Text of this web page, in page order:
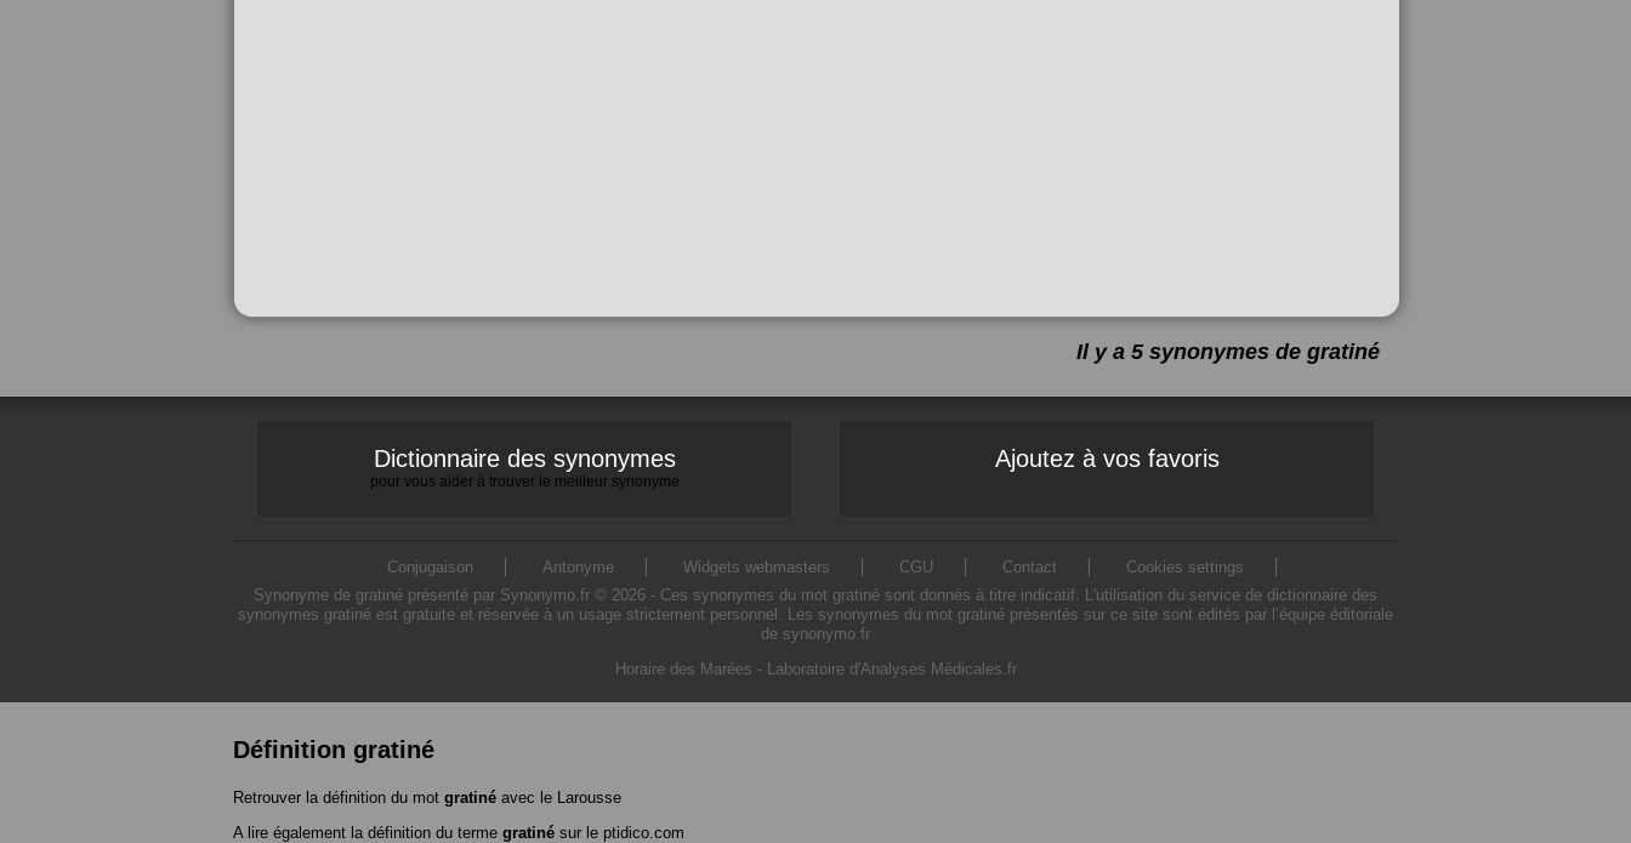
Il y a 5 synonymes de gratiné
Dictionnaire des synonymes
pour vous aider à trouver le meilleur synonyme
Ajoutez à vos favoris
Conjugaison Antonyme Widgets webmasters CGU Contact
Cookies settings
Synonyme de gratiné présenté par Synonymo.fr © 2026 - Ces synonymes du mot gratiné sont donnés à titre indicatif. L'utilisation du service de dictionnaire des
synonymes gratiné est gratuite et réservée à un usage strictement personnel. Les synonymes du mot gratiné présentés sur ce site sont édités par l’équipe éditoriale
de synonymo.fr
Horaire des Marées - Laboratoire d'Analyses Médicales.fr
Définition gratiné
Retrouver la définition du mot gratiné avec le Larousse
A lire également la définition du terme gratiné sur le ptidico.com